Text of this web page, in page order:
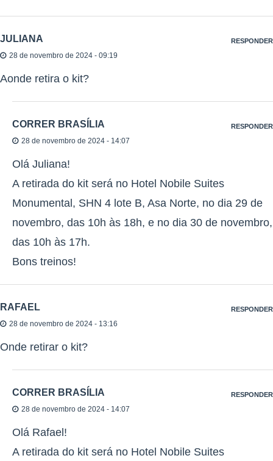
JULIANA
28 de novembro de 2024 - 09:19
Aonde retira o kit?
RESPONDER
CORRER BRASÍLIA
28 de novembro de 2024 - 14:07
Olá Juliana!
A retirada do kit será no Hotel Nobile Suites
Monumental, SHN 4 lote B, Asa Norte, no dia 29 de
novembro, das 10h às 18h, e no dia 30 de novembro,
das 10h às 17h.
Bons treinos!
RESPONDER
RAFAEL
28 de novembro de 2024 - 13:16
Onde retirar o kit?
RESPONDER
CORRER BRASÍLIA
28 de novembro de 2024 - 14:07
Olá Rafael!
A retirada do kit será no Hotel Nobile Suites
RESPONDER